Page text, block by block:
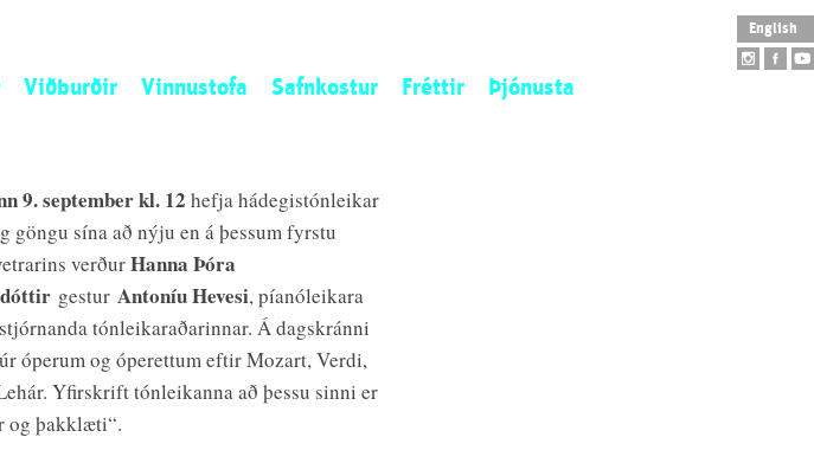
English
Viðburðir Vinnustofa Safnkostur
Ný aðföng
Útilistaverk
Fréttir Þjónusta
9. september kl. 12hefja hádegistónleikar
göngu sína að nýju en á þessum fyrstu
verðurHanna Þóra
gesturAntoníu Hevesi, píanóleikara
tónleikaraðarinnar. Á dagskránni
óperum og óperettum eftir Mozart, Verdi,
Yfirskrift tónleikanna að þessu sinni er
og þakklæti“.